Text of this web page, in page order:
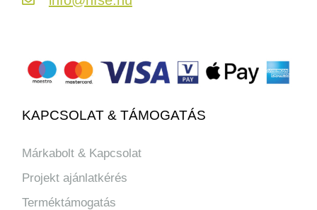
KAPCSOLAT & TÁMOGATÁS
Márkabolt & Kapcsolat
Projekt ajánlatkérés
Terméktámogatás